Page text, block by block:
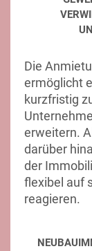
Die
ermöglicht
kurzfristig
erweitern.
darüber
der
flexibel auf
reagieren.